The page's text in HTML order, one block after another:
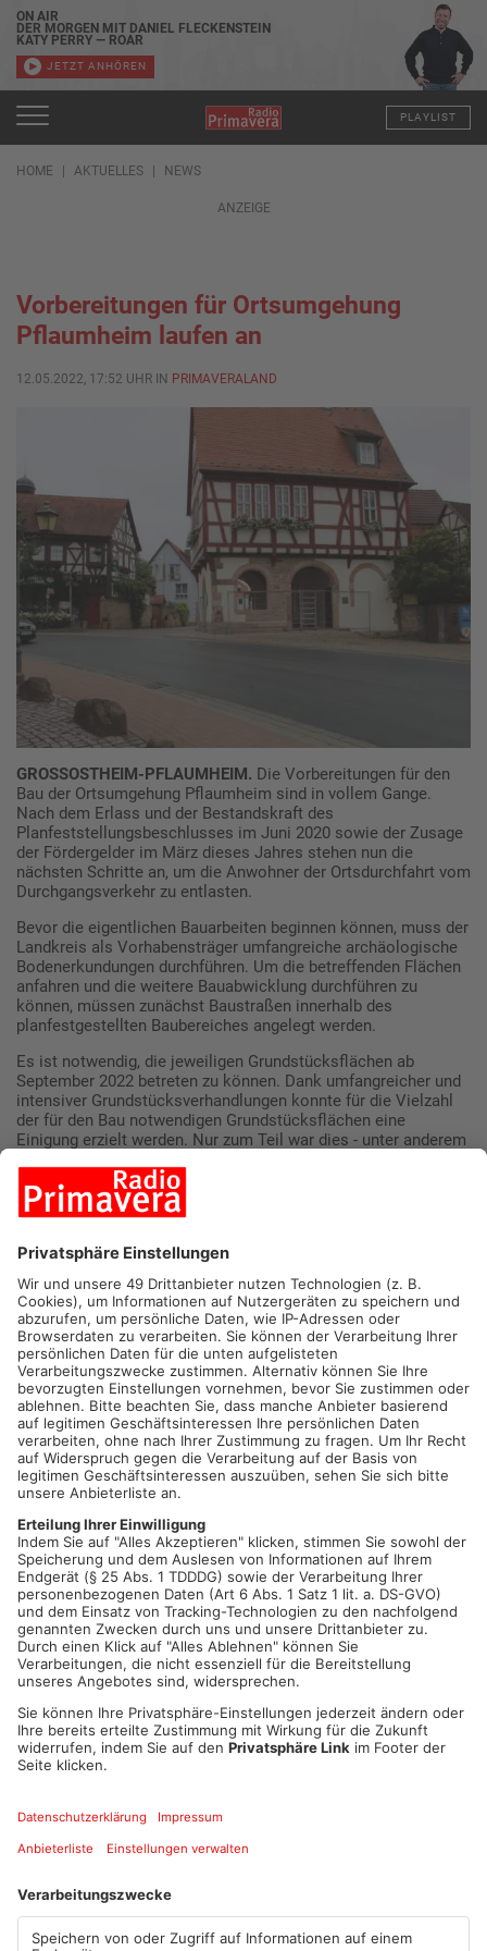
ON AIR
DER MORGEN MIT DANIEL FLECKENSTEIN
KATY PERRY — ROAR
JETZT ANHÖREN
PLAYLIST
HOME AKTUELLES NEWS
ANZEIGE
Vorbereitungen für Ortsumgehung
Pflaumheim laufen an
12.05.2022, 17:52 UHR IN PRIMAVERALAND
GROSSOSTHEIM-PFLAUMHEIM. Die Vorbereitungen für den
Bau der Ortsumgehung Pflaumheim sind in vollem Gange.
Nach dem Erlass und der Bestandskraft des
Planfeststellungsbeschlusses im Juni 2020 sowie der Zusage
der Fördergelder im März dieses Jahres stehen nun die
nächsten Schritte an, um die Anwohner der Ortsdurchfahrt vom
Durchgangsverkehr zu entlasten.
Bevor die eigentlichen Bauarbeiten beginnen können, muss der
Landkreis als Vorhabensträger umfangreiche archäologische
Bodenerkundungen durchführen. Um die betreffenden Flächen
anfahren und die weitere Bauabwicklung durchführen zu
können, müssen zunächst Baustraßen innerhalb des
planfestgestellten Baubereiches angelegt werden.
Es ist notwendig, die jeweiligen Grundstücksflächen ab
September 2022 betreten zu können. Dank umfangreicher und
intensiver Grundstücksverhandlungen konnte für die Vielzahl
der für den Bau notwendigen Grundstücksflächen eine
Einigung erzielt werden. Nur zum Teil war dies - unter anderem
nicht in vollem Umfang möglich.
Vor diesem Hintergrund hat der Landkreis Aschaffenburg als
Flurbereinigungsverfahren zuständigen Amt für Ländliche
Entwicklung (ALE) Unterfranken die „vorläufige Anordnung
nach § 36 Flurbereinigungs-gesetz (FlurBG)“ beantragt. Auf
dieser Grundlage erteilt das ALE dem Landkreis ein
vorgezogenes Betretungsrecht zur Ausführung der
notwendigen Bauarbeiten. Die entsprechenden Anordnungen
werden den Grundstückseigentümern in den nächsten Tagen
zugestellt.
Den Eigentümern entstehen hierdurch keine Nachteile. Sie
werden mit ihren betroffenen Grundstücken im sich
anschließenden Flurbereinigungsverfahren wertgleich in Land
oder Geld entschädigt.
Auch Pächter und Bewirtschafter haben keine Nachteile zu
befürchten. Die Pachtverhältnisse zwischen Pächter und
Eigentümer laufen wie gewohnt bis zur geplanten
Neuverteilung der Grundstücke im Flurbereinigungsverfahren
weiter. Für die entfallenden Flächen der Bewirtschafter wird
aktuell ein Ersatzflächenkonzept erarbeitet. Derzeit bestellte
Felder können noch im Herbst 2022 abgeerntet werden. Weiter
gehende Ertragsausfälle können beim ALE geltend gemacht
werden.
Für Fragen zum Betretungsrecht, dem
Flurbereinigungsverfahren sowie zu Entschädigungen steht
das ALE Unterfranken unter der Rufnummer 0931 4101-693
sowie per Mail an
Quelle: Landratsamt Aschaffenburg